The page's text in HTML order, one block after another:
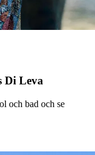
Di Leva
och bad och se